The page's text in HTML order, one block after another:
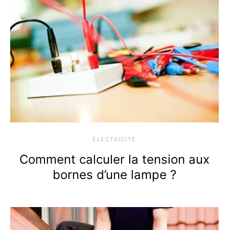
ÉLECTRICITÉ
Comment calculer la tension aux
bornes d’une lampe ?